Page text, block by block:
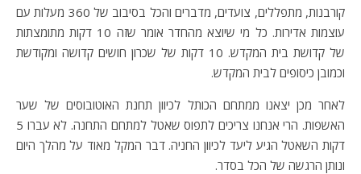
קורבנות, מתפללים, צועדים, מדברים והכל בסיבוב של 360 מעלות עם
עוצמות אדירות. כל מי שיוצא מהחדר אומר שזה 10 דקות מתומצתות
של קדושת בית המקדש. 10 דקות של שכרון חושים קדושה ומקודשת
וכמובן כיסופים לבית המקדש.
לאחר מכן יצאנו ממתחם הכותל לכיוון תחנת האוטובוסים של שער
האשפות. הרי אנחנו צריכים לתפוס שאטל למתחם התחנה. לא עברו 5
דקות השאטל הגיע ליעד לכיוון החניה. דבר המקל מאוד על מהלך היום
ונותן הרגשה של הכל בסדר.